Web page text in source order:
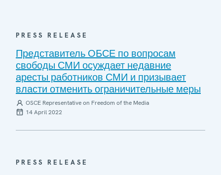
PRESS RELEASE
Представитель ОБСЕ по вопросам
свободы СМИ осуждает недавние
аресты работников СМИ и призывает
власти отменить ограничительные меры
OSCE Representative on Freedom of the Media
14 April 2022
PRESS RELEASE